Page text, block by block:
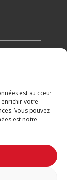
est au cœur
enrichir votre
Vous pouvez
est notre